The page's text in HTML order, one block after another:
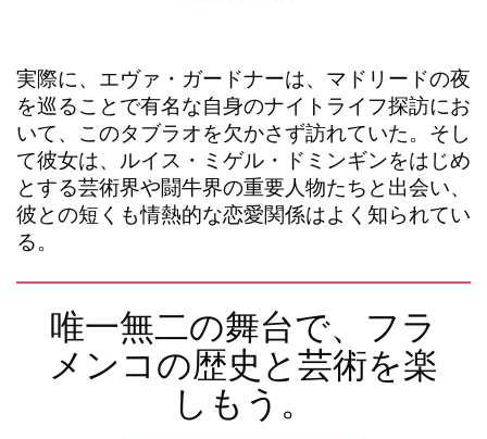
実際に、 エヴァ・ガードナーは、マドリードの夜
を巡ることで有名な自身のナイトライフ探訪にお
いて、このタブラオを欠かさず訪れていた。そし
て彼女は、 ルイス・ミゲル・ドミンギンをはじめ
とする芸術界や闘牛界の重要人物たちと出会い、
彼との短くも情熱的な恋愛関係はよく知られてい
る。
唯一無二の舞台で、フラ
メンコの歴史と芸術を楽
しもう。